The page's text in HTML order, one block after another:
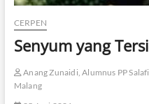
CERPEN
Senyum yang
Anang Zunaidi, Alumnus PP
Malang